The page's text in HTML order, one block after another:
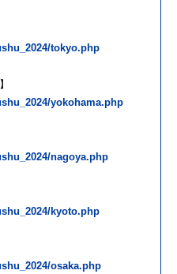
tokyo.php
yokohama.php
nagoya.php
kyoto.php
osaka.php